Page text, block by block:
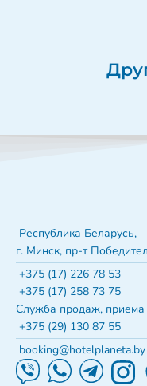
Республика Беларусь,
г. Минск, пр-т
+375 (17) 226 78 53
+375 (17) 258 73 75
Служба продаж,
+375 (29) 130 87 55
booking@hotelplaneta.by